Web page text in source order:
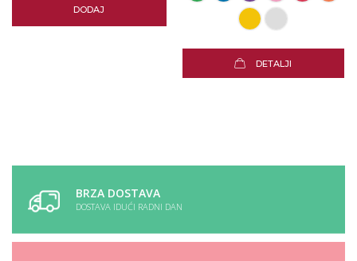
DODAJ
DETALJI
BRZA DOSTAVA
DOSTAVA IDUĆI RADNI DAN